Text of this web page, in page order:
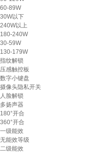
60-89W
30W以下
240W以上
180-240W
30-59W
130-179W
指纹解锁
压感触控板
数字小键盘
摄像头隐私开关
人脸解锁
多扬声器
180°开合
360°开合
一级能效
无能效等级
二级能效